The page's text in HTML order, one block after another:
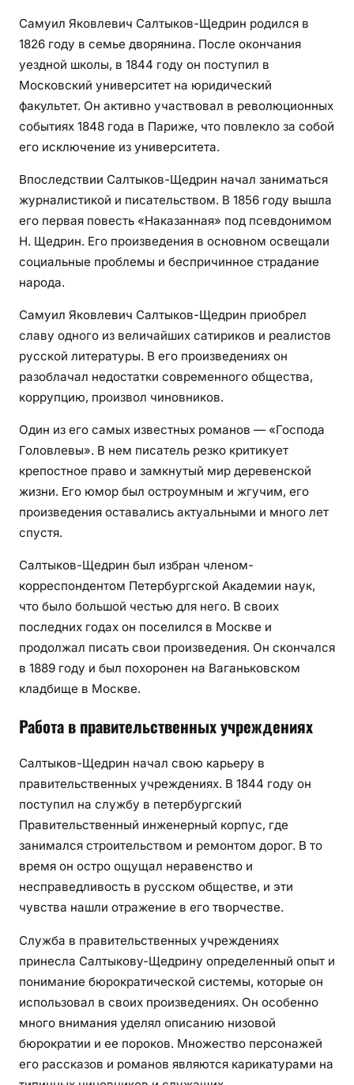
Самуил Яковлевич Салтыков-Щедрин родился в
1826 году в семье дворянина. После окончания
уездной школы, в 1844 году он поступил в
Московский университет на юридический
факультет. Он активно участвовал в революционных
событиях 1848 года в Париже, что повлекло за собой
его исключение из университета.
Впоследствии Салтыков-Щедрин начал заниматься
журналистикой и писательством. В 1856 году вышла
его первая повесть «Наказанная» под псевдонимом
Н. Щедрин. Его произведения в основном освещали
социальные проблемы и беспричинное страдание
народа.
Самуил Яковлевич Салтыков-Щедрин приобрел
славу одного из величайших сатириков и реалистов
русской литературы. В его произведениях он
разоблачал недостатки современного общества,
коррупцию, произвол чиновников.
Один из его самых известных романов — «Господа
Головлевы». В нем писатель резко критикует
крепостное право и замкнутый мир деревенской
жизни. Его юмор был остроумным и жгучим, его
произведения оставались актуальными и много лет
спустя.
Салтыков-Щедрин был избран членом-
корреспондентом Петербургской Академии наук,
что было большой честью для него. В своих
последних годах он поселился в Москве и
продолжал писать свои произведения. Он скончался
в 1889 году и был похоронен на Ваганьковском
кладбище в Москве.
Работа в правительственных учреждениях
Салтыков-Щедрин начал свою карьеру в
правительственных учреждениях. В 1844 году он
поступил на службу в петербургский
Правительственный инженерный корпус, где
занимался строительством и ремонтом дорог. В то
время он остро ощущал неравенство и
несправедливость в русском обществе, и эти
чувства нашли отражение в его творчестве.
Служба в правительственных учреждениях
принесла Салтыкову-Щедрину определенный опыт и
понимание бюрократической системы, которые он
использовал в своих произведениях. Он особенно
много внимания уделял описанию низовой
бюрократии и ее пороков. Множество персонажей
его рассказов и романов являются карикатурами на